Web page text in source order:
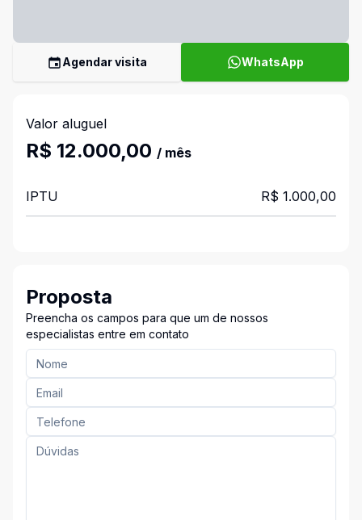
Agendar visita WhatsApp
Valor aluguel
R$ 12.000,00 / mês
IPTU R$ 1.000,00
Proposta
Preencha os campos para que um de nossos
especialistas entre em contato